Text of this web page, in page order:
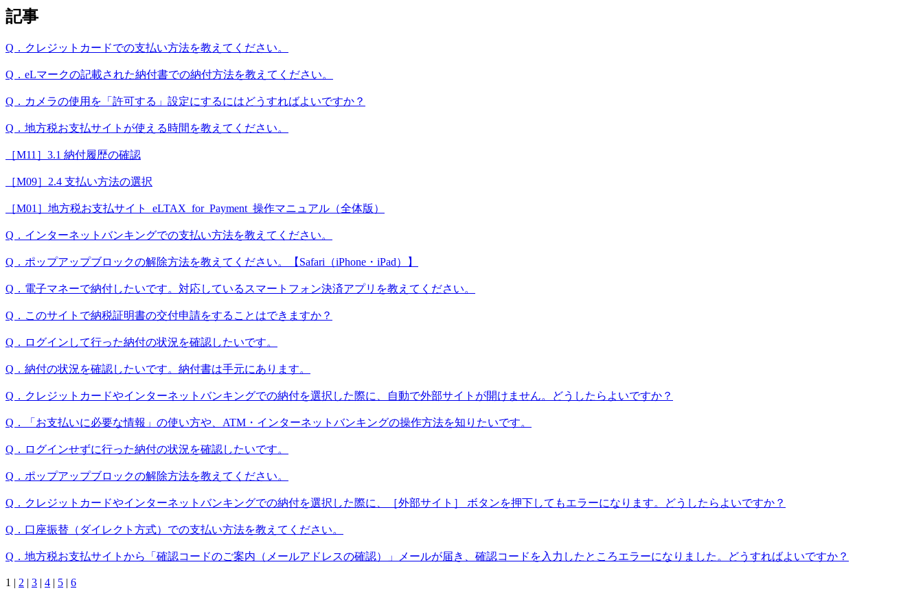
記事
Q．クレジットカードでの支払い方法を教えてください。
Q．eLマークの記載された納付書での納付方法を教えてください。
Q．カメラの使用を「許可する」設定にするにはどうすればよいですか？
Q．地方税お支払サイトが使える時間を教えてください。
［M11］3.1 納付履歴の確認
［M09］2.4 支払い方法の選択
［M01］地方税お支払サイト_eLTAX_for_Payment_操作マニュアル（全体版）
Q．インターネットバンキングでの支払い方法を教えてください。
Q．ポップアップブロックの解除方法を教えてください。【Safari（iPhone・iPad）】
Q．電子マネーで納付したいです。対応しているスマートフォン決済アプリを教えてください。
Q．このサイトで納税証明書の交付申請をすることはできますか？
Q．ログインして行った納付の状況を確認したいです。
Q．納付の状況を確認したいです。納付書は手元にあります。
Q．クレジットカードやインターネットバンキングでの納付を選択した際に、自動で外部サイトが開けません。どうしたらよいですか？
Q．「お支払いに必要な情報」の使い方や、ATM・インターネットバンキングの操作方法を知りたいです。
Q．ログインせずに行った納付の状況を確認したいです。
Q．ポップアップブロックの解除方法を教えてください。
Q．クレジットカードやインターネットバンキングでの納付を選択した際に、［外部サイト］ ボタンを押下してもエラーになります。どうしたらよいですか？
Q．口座振替（ダイレクト方式）での支払い方法を教えてください。
Q．地方税お支払サイトから「確認コードのご案内（メールアドレスの確認）」メールが届き、確認コードを入力したところエラーになりました。どうすればよいですか？
1 | 2 | 3 | 4 | 5 | 6